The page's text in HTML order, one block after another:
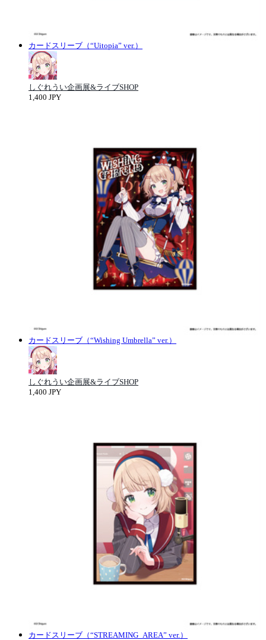
カードスリーブ（“Uitopia” ver.）
しぐれうい企画展&ライブSHOP
1,400 JPY
カードスリーブ（“Wishing Umbrella” ver.）
しぐれうい企画展&ライブSHOP
1,400 JPY
カードスリーブ（“STREAMING_AREA” ver.）